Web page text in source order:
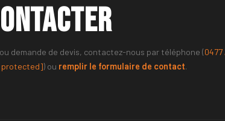
demande de devis, contactez-nous par téléphone (0477
protected]) ou remplir le formulaire de contact.